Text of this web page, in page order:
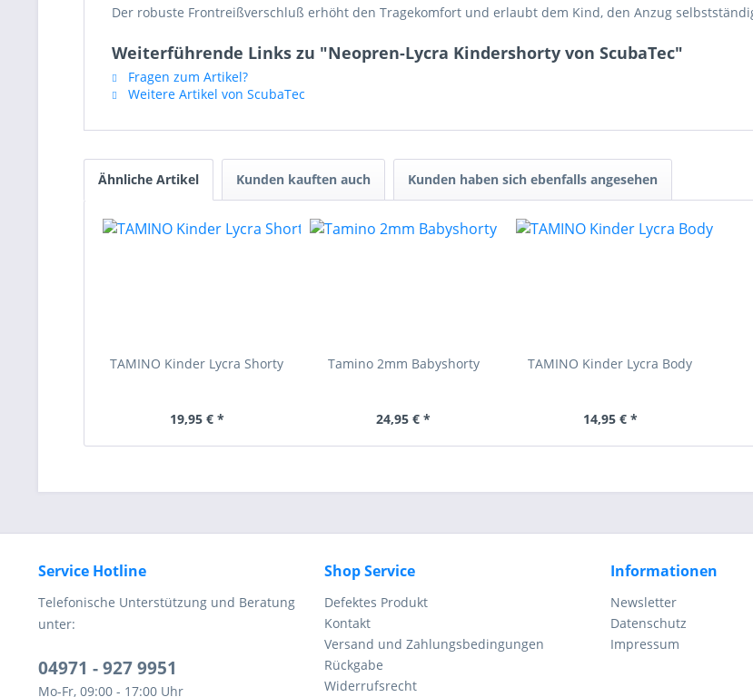
Der robuste Frontreißverschluß erhöht den Tragekomfort und erlaubt dem Kind, den Anzug
Weiterführende Links zu "Neopren-Lycra Kindershorty von ScubaTec"
Fragen zum Artikel?
Weitere Artikel von ScubaTec
Ähnliche Artikel Kunden kauften auch Kunden haben sich ebenfalls angesehen
TAMINO Kinder Lycra Shorty
19,95 € *
Tamino 2mm Babyshorty
24,95 € *
TAMINO Kinder Lycra Body
14,95 € *
Service Hotline
Telefonische Unterstützung und Beratung
unter:
04971 - 927 9951
Mo-Fr, 09:00 - 17:00 Uhr
Shop Service
Defektes Produkt
Kontakt
Versand und Zahlungsbedingungen
Rückgabe
Widerrufsrecht
Informationen
Newsletter
Datenschutz
Impressum